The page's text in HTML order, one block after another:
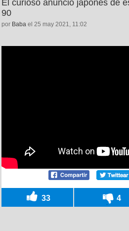
El curioso anuncio japonés de
90
por Baba el 25 may 2021, 11:02
33 4